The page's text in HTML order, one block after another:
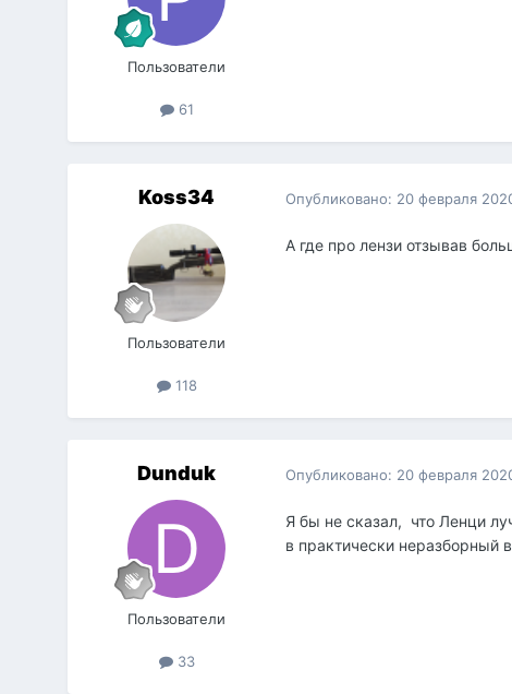
Пользователи
61
Koss34
Пользователи
118
Опубликовано: 20 февраля
А где про лензи отзывав
Dunduk
Пользователи
33
Опубликовано: 20 февраля
Я бы не сказал, что Ленци
в практически неразборный